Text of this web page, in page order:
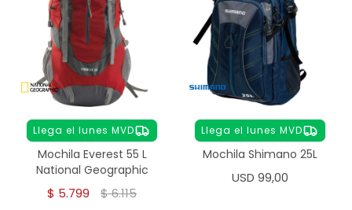
Llega el lunes MVD
Mochila Everest 55 L
National Geographic
$ 5.799 $6.115
Llega el lunes MVD
Mochila Shimano 25L
USD 99,00